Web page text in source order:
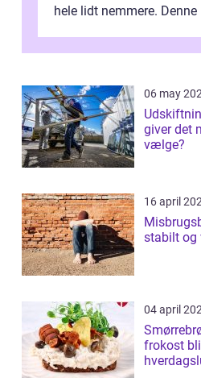
hele lidt nemmere.
06 may
giver det
vælge?
16 april
stabilt
04 april
Smørrebrød
frokost